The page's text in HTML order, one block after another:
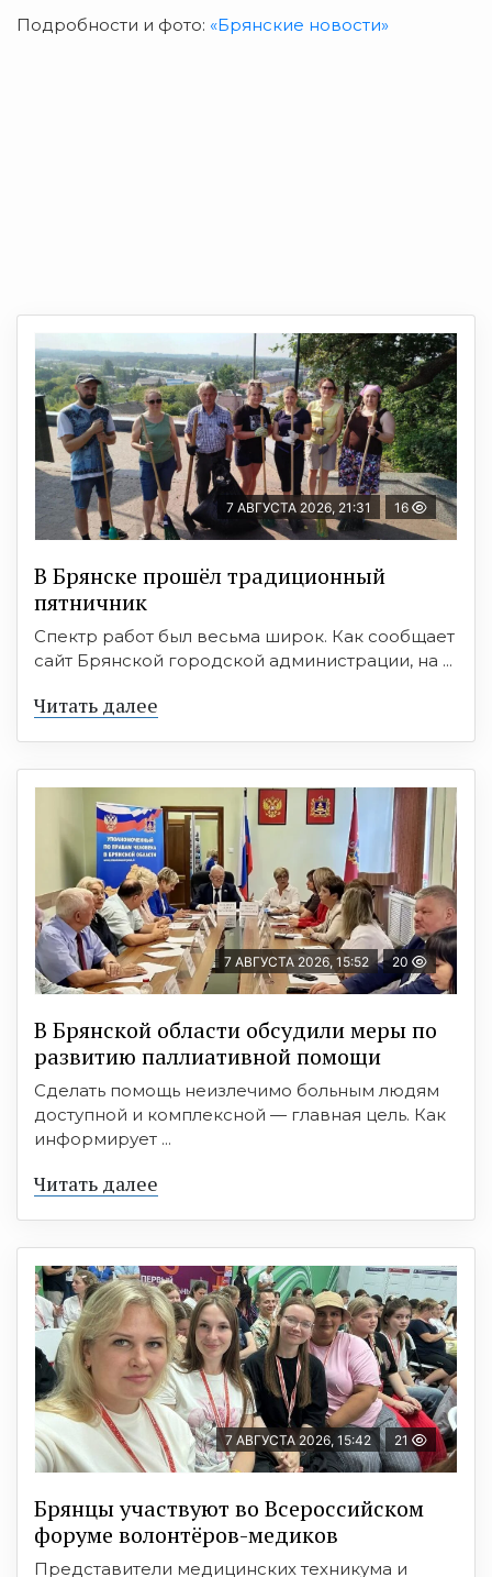
Подробности и фото: «Брянские новости»
7 АВГУСТА 2026, 21:31 16
В Брянске прошёл традиционный
пятничник
Спектр работ был весьма широк. Как сообщает
сайт Брянской городской администрации, на ...
Читать далее
7 АВГУСТА 2026, 15:52 20
В Брянской области обсудили меры по
развитию паллиативной помощи
Сделать помощь неизлечимо больным людям
доступной и комплексной — главная цель. Как
информирует ...
Читать далее
7 АВГУСТА 2026, 15:42 21
Брянцы участвуют во Всероссийском
форуме волонтёров-медиков
Представители медицинских техникума и